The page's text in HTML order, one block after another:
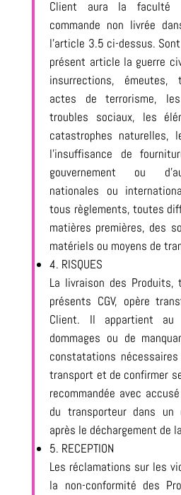
Client aura la faculté
commande non livrée
l’article 3.5 ci-dessus.
présent article la guerre
insurrections,
actes de terrorisme,
troubles sociaux, les
catastrophes naturelles,
l’insuffisance de
gouvernement ou
nationales ou
tous règlements, toutes
matières premières, des
matériels ou moyens de
4. RISQUES
La livraison des Produits,
présents CGV, opère
Client. Il appartient
dommages ou de
constatations
transport et de confirmer
recommandée avec
du transporteur dans
après le déchargement de
5. RECEPTION
Les réclamations sur les
la non-conformité des